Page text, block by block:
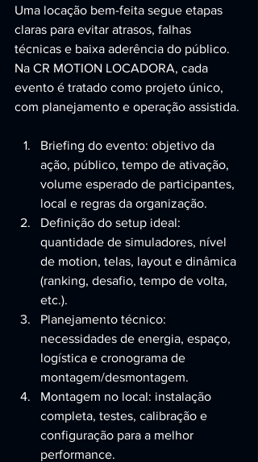
Uma locação bem-feita segue etapas
claras para evitar atrasos, falhas
técnicas e baixa aderência do público.
Na CR MOTION LOCADORA, cada
evento é tratado como projeto único,
com planejamento e operação assistida.
Briefing do evento: objetivo da
ação, público, tempo de ativação,
volume esperado de participantes,
local e regras da organização.
Definição do setup ideal:
quantidade de simuladores, nível
de motion, telas, layout e dinâmica
(ranking, desafio, tempo de volta,
etc.).
Planejamento técnico:
necessidades de energia, espaço,
logística e cronograma de
montagem/desmontagem.
Montagem no local: instalação
completa, testes, calibração e
configuração para a melhor
performance.